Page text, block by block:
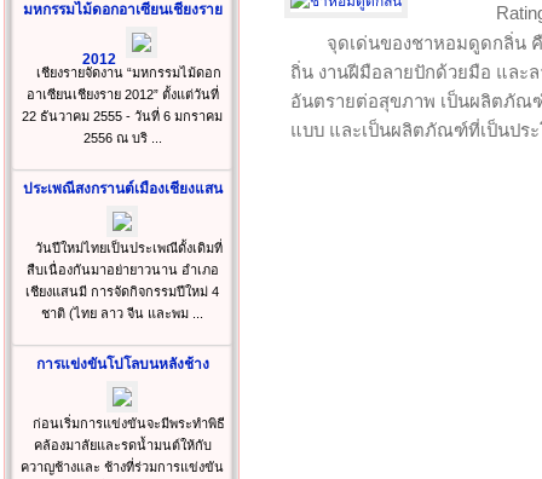
มหกรรมไม้ดอกอาเซียนเชียงราย
2012
เชียงรายจัดงาน “มหกรรมไม้ดอก
อาเซียนเชียงราย 2012” ตั้งแต่วันที่
22 ธันวาคม 2555 - วันที่ 6 มกราคม
2556 ณ บริ ...
ประเพณีสงกรานต์เมืองเชียงแสน
วันปีใหม่ไทยเป็นประเพณีดั้งเดิมที่
สืบเนื่องกันมาอย่ายาวนาน อำเภอ
เชียงแสนมี การจัดกิจกรรมปีใหม่ 4
ชาติ (ไทย ลาว จีน และพม ...
การแข่งขันโปโลบนหลังช้าง
ก่อนเริ่มการแข่งขันจะมีพระทำพิธี
คล้องมาลัยและรดน้ำมนต์ให้กับ
ควาญช้างและ ช้างที่ร่วมการแข่งขัน
จุดเด่นของชาหอมดูดกลิ่น
ถิ่น งานฝีมือลายปักด้วยมือ และ
อันตรายต่อสุขภาพ เป็นผลิตภัณ
แบบ และเป็นผลิตภัณฑ์ที่เป็นปร